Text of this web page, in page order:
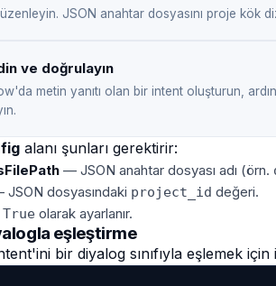
JSON anahtar dosyasını proje kök
ve doğrulayın
metin yanıtı olan bir intent oluşturun,
alanı şunları gerektirir:
— JSON anahtar dosyası adı (örn.
dosyasındaki project_id değeri.
True olarak ayarlanır.
eşleştirme
bir diyalog sınıfıyla eşlemek